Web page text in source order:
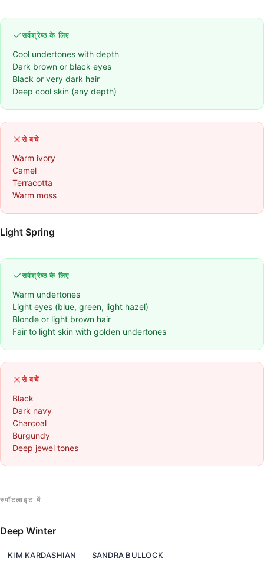
सर्वश्रेष्ठ के लिए
Cool undertones with depth
Dark brown or black eyes
Black or very dark hair
Deep cool skin (any depth)
से बचें
Warm ivory
Camel
Terracotta
Warm moss
Light Spring
सर्वश्रेष्ठ के लिए
Warm undertones
Light eyes (blue, green, light hazel)
Blonde or light brown hair
Fair to light skin with golden undertones
से बचें
Black
Dark navy
Charcoal
Burgundy
Deep jewel tones
स्पॉटलाइट में
Deep Winter
KIM KARDASHIAN
SANDRA BULLOCK